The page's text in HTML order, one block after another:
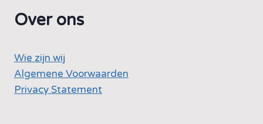
Over ons
Wie zijn wij
Algemene Voorwaarden
Privacy Statement